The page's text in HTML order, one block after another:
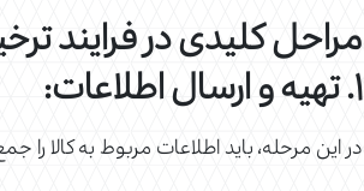
مراحل کلیدی در فرایند
۱. تهیه و ارسال اطلاعات:
در این مرحله، باید اطلاعات مربوط به کالا